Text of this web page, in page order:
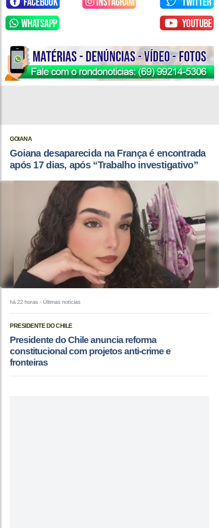
GOIANA
Goiana desaparecida na França é encontrada
após 17 dias, após “Trabalho investigativo”
há 22 horas - Últimas notícias
PRESIDENTE DO CHILE
Presidente do Chile anuncia reforma
constitucional com projetos anti-crime e
fronteiras